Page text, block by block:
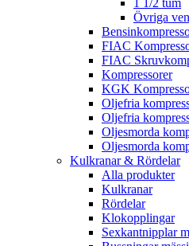
1 1/2 tum
Övriga
FIAC
FIAC
Kompressorer
KGK
Oljefria
Oljefria
Oljesmorda
Oljesmorda
Kulkranar & Rördelar
Alla produkter
Kulkranar
Rördelar
Klokopplingar
Sexkantnipplar